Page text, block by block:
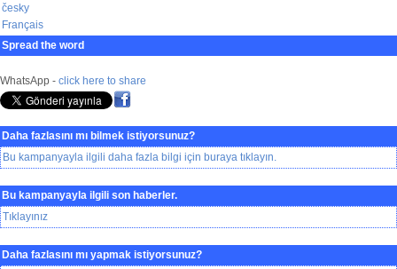
česky
Français
Spread the word
WhatsApp - click here to share
Daha fazlasını mı bilmek istiyorsunuz?
Bu kampanyayla ilgili daha fazla bilgi için buraya tıklayın.
Bu kampanyayla ilgili son haberler.
Tıklayınız
Daha fazlasını mı yapmak istiyorsunuz?